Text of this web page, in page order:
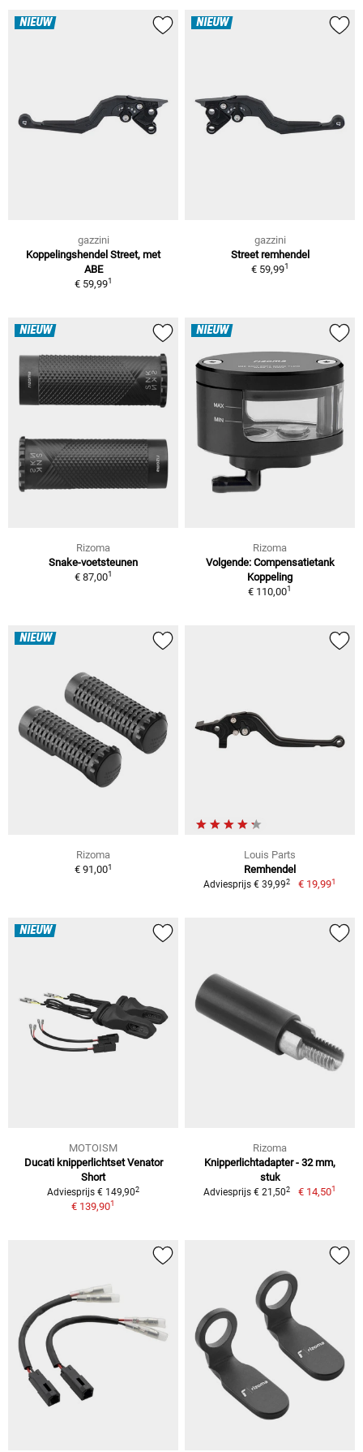
NIEUW
gazzini
Koppelingshendel Street, met
ABE
€ 59,991
NIEUW
gazzini
Street remhendel
€ 59,991
NIEUW
Rizoma
Snake-voetsteunen
€ 87,001
NIEUW
Rizoma
Volgende: Compensatietank
Koppeling
€ 110,001
NIEUW
Rizoma
€ 91,001
Louis Parts
Remhendel
Adviesprijs € 39,992 € 19,991
NIEUW
MOTOISM
Ducati knipperlichtset Venator
Short
Adviesprijs € 149,902
€ 139,901
Rizoma
Knipperlichtadapter - 32 mm,
stuk
Adviesprijs € 21,502 € 14,501